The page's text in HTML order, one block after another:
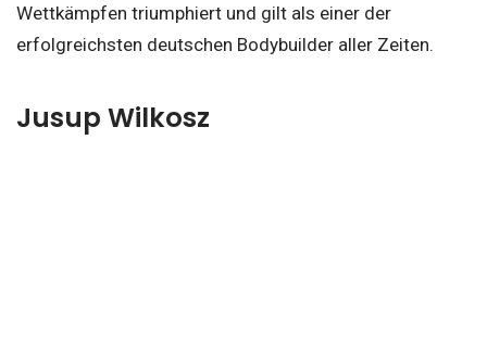
Wettkämpfen triumphiert und gilt als einer der
erfolgreichsten deutschen Bodybuilder aller Zeiten.
Jusup Wilkosz